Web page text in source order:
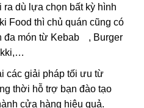
ra dù lựa chọn bất kỳ hình
Food thì chủ quán cũng có
đa món từ Kebab , Burger
các giải pháp tối ưu từ
thời hỗ trợ bạn đào tạo
cửa hàng hiệu quả.